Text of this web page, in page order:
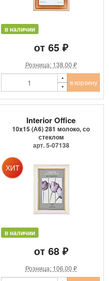
в наличии
от 65 ₽
Розница: 138.00 ₽
в корзину
Interior Office
10x15 (А6) 281 молоко, со
стеклом
арт. 5-07138
в наличии
от 68 ₽
Розница: 106.00 ₽